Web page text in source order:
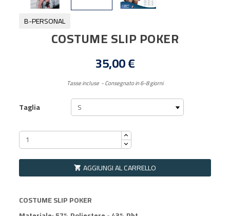
B-PERSONAL
COSTUME SLIP POKER
35,00 €
Tasse incluse Consegnato in 6-8 giorni
Taglia
 AGGIUNGI AL CARRELLO
COSTUME SLIP POKER